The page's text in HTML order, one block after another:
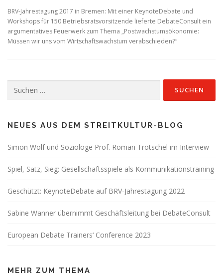
BRV-Jahrestagung 2017 in Bremen: Mit einer KeynoteDebate und
Workshops für 150 Betriebsratsvorsitzende lieferte DebateConsult ein
argumentatives Feuerwerk zum Thema „Postwachstumsökonomie:
Müssen wir uns vom Wirtschaftswachstum verabschieden?“
nach:
NEUES AUS DEM STREITKULTUR-BLOG
Simon Wolf und Soziologe Prof. Roman Trötschel im Interview
Spiel, Satz, Sieg: Gesellschaftsspiele als Kommunikationstraining
Geschützt: KeynoteDebate auf BRV-Jahrestagung 2022
Sabine Wanner übernimmt Geschäftsleitung bei DebateConsult
European Debate Trainers‘ Conference 2023
MEHR ZUM THEMA